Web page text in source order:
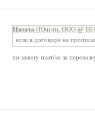
Цитата (Юнити, ООО @
если в договоре не
по закону платёж за